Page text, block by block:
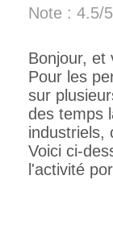
Note : 4.5/
Bonjour, et
Pour les
sur
des temps
industriels,
Voici ci-
l'activité